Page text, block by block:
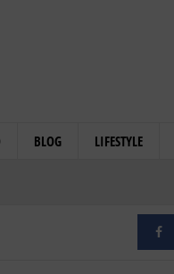
BLOG LIFESTYLE